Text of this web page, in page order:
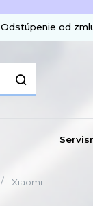
Odstúpenie od
Xiaomi